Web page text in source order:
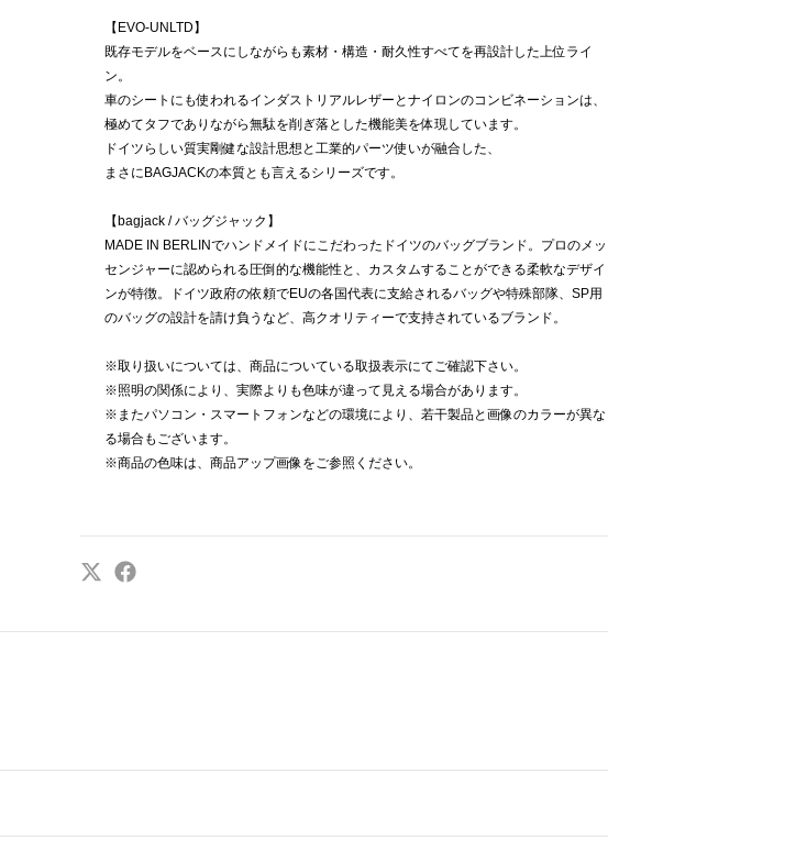
【EVO-UNLTD】
既存モデルをベースにしながらも素材・構造・耐久性すべてを再設計した上位ライ
ン。
車のシートにも使われるインダストリアルレザーとナイロンのコンビネーションは、
極めてタフでありながら無駄を削ぎ落とした機能美を体現しています。
ドイツらしい質実剛健な設計思想と工業的パーツ使いが融合した、
まさにBAGJACKの本質とも言えるシリーズです。
【bagjack / バッグジャック】
MADE IN BERLINでハンドメイドにこだわったドイツのバッグブランド。プロのメッ
センジャーに認められる圧倒的な機能性と、カスタムすることができる柔軟なデザイ
ンが特徴。ドイツ政府の依頼でEUの各国代表に支給されるバッグや特殊部隊、SP用
のバッグの設計を請け負うなど、高クオリティーで支持されているブランド。
※取り扱いについては、商品についている取扱表示にてご確認下さい。
※照明の関係により、実際よりも色味が違って見える場合があります。
※またパソコン・スマートフォンなどの環境により、若干製品と画像のカラーが異な
る場合もございます。
※商品の色味は、商品アップ画像をご参照ください。